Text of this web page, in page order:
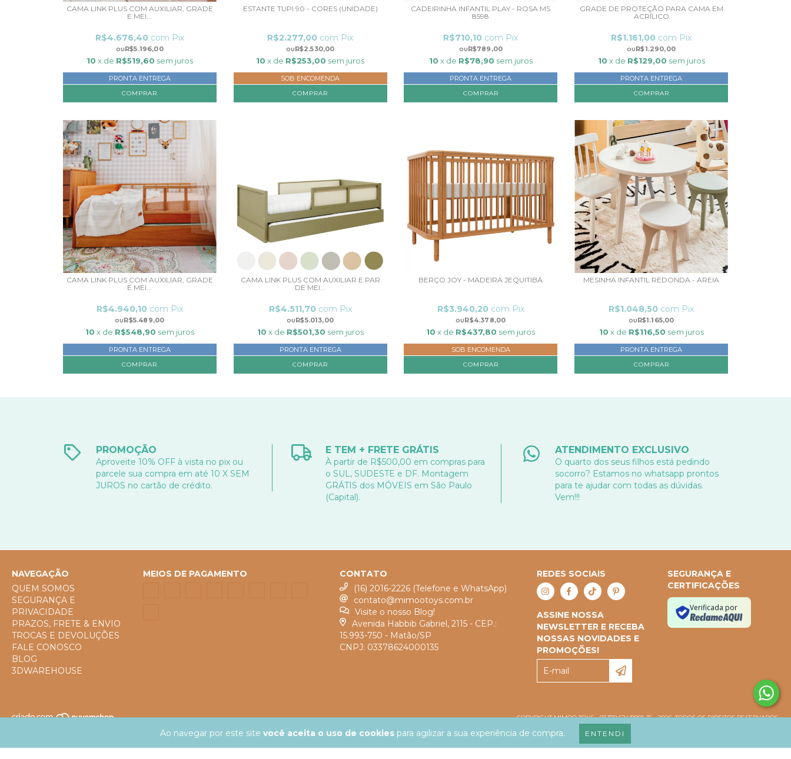
Ao navegar por este site você aceita o uso de cookies para agilizar a sua experiência de compra. ENTENDI
CAMA LINK PLUS COM AUXILIAR, GRADE
E MEI...
R$5.196,00
R$4.676,40 com Pix
10 x de R$519,60 sem juros
PRONTA ENTREGA
COMPRAR
ESTANTE TUPI 90 - CORES (UNIDADE)
R$2.530,00
R$2.277,00 com Pix
10 x de R$253,00 sem juros
SOB ENCOMENDA
COMPRAR
CADEIRINHA INFANTIL PLAY - ROSA MS
8598
R$789,00
R$710,10 com Pix
10 x de R$78,90 sem juros
PRONTA ENTREGA
COMPRAR
GRADE DE PROTEÇÃO PARA CAMA EM
ACRÍLICO
R$1.290,00
R$1.161,00 com Pix
10 x de R$129,00 sem juros
PRONTA ENTREGA
COMPRAR
CAMA LINK PLUS COM AUXILIAR, GRADE
E MEI...
R$5.489,00
R$4.940,10 com Pix
10 x de R$548,90 sem juros
PRONTA ENTREGA
COMPRAR
CAMA LINK PLUS COM AUXILIAR E PAR
DE MEI...
R$5.013,00
R$4.511,70 com Pix
10 x de R$501,30 sem juros
PRONTA ENTREGA
COMPRAR
BERÇO JOY - MADEIRA JEQUITIBÁ
R$4.378,00
R$3.940,20 com Pix
10 x de R$437,80 sem juros
SOB ENCOMENDA
COMPRAR
MESINHA INFANTIL REDONDA - AREIA
R$1.165,00
R$1.048,50 com Pix
10 x de R$116,50 sem juros
PRONTA ENTREGA
COMPRAR
PROMOÇÃO
Aproveite 10% OFF à vista no pix ou
parcele sua compra em até 10 X SEM
JUROS no cartão de crédito.
E TEM + FRETE GRÁTIS
À partir de R$500,00 em compras para
o SUL, SUDESTE e DF. Montagem
GRÁTIS dos MÓVEIS em São Paulo
(Capital).
ATENDIMENTO EXCLUSIVO
O quarto dos seus filhos está pedindo
socorro? Estamos no whatsapp prontos
para te ajudar com todas as dúvidas.
Vem!!!
NAVEGAÇÃO
QUEM SOMOS
SEGURANÇA E
PRIVACIDADE
PRAZOS, FRETE & ENVIO
TROCAS E DEVOLUÇÕES
FALE CONOSCO
BLOG
3DWAREHOUSE
MEIOS DE PAGAMENTO
CONTATO
(16) 2016-2226 (Telefone e WhatsApp)
contato@mimootoys.com.br
Visite o nosso Blog!
Avenida Habbib Gabriel, 2115 - CEP.:
15.993-750 - Matão/SP
CNPJ: 03378624000135
REDES SOCIAIS
ASSINE NOSSA
NEWSLETTER E RECEBA
NOSSAS NOVIDADES E
PROMOÇÕES!
SEGURANÇA E
CERTIFICAÇÕES
Verificada por
COPYRIGHT MIMOO TOYS - 03.378.624/0001-35 - 2026. TODOS OS DIREITOS RESERVADOS.